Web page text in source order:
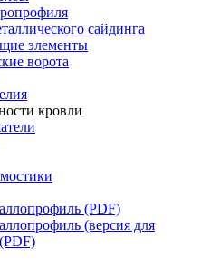
сайдинга
элементы
ворота
кровли
(PDF)
(версия для